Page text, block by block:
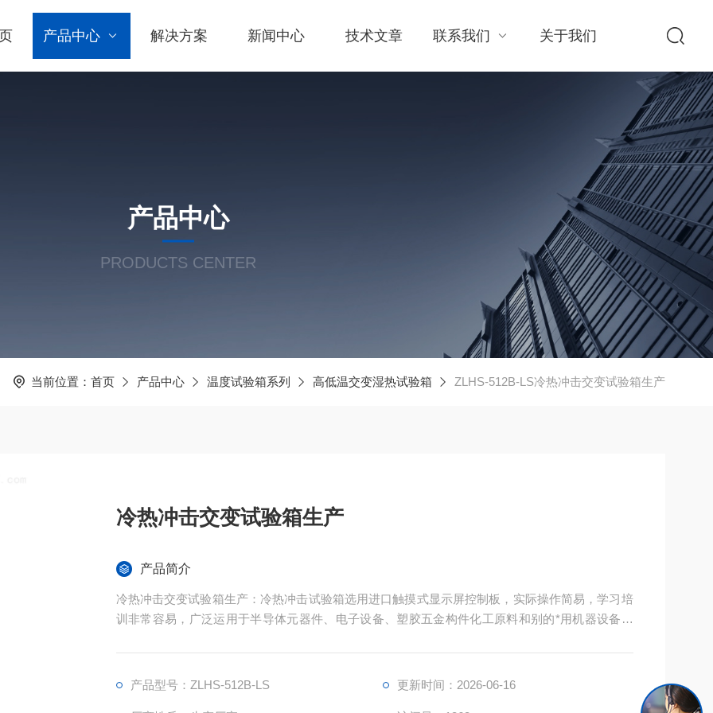
产品中心 解决方案 新闻中心 技术文章 联系我们 关于我们
产品中心
PRODUCTS CENTER
当前位置： 首页 产品中心 温度试验箱系列 高低温交变湿热试验箱 ZLHS-512B-LS冷热冲击交变试验箱生产
冷热冲击交变试验箱生产
产品简介
冷热冲击交变试验箱生产：冷热冲击试验箱选用进口触摸式显示屏控制板，实际操作简易，学习培
训非常容易，广泛运用于半导体元器件、电子设备、塑胶五金构件化工原料和别的*用机器设备在
产品型号：ZLHS-512B-LS 更新时间：2026-06-16